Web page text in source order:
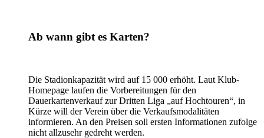
Ab wann gibt es Karten?
Die Stadionkapazität wird auf 15 000 erhöht. Laut Klub-
Homepage laufen die Vorbereitungen für den
Dauerkartenverkauf zur Dritten Liga „auf Hochtouren“, in
Kürze will der Verein über die Verkaufsmodalitäten
informieren. An den Preisen soll ersten Informationen zufolge
nicht allzusehr gedreht werden.